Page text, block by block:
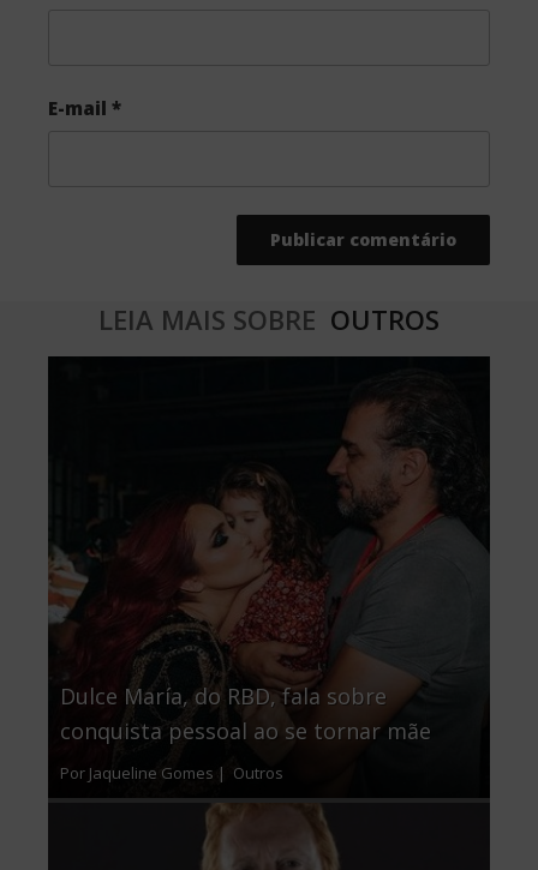
E-mail *
LEIA MAIS SOBRE OUTROS
Dulce María, do RBD, fala sobre
conquista pessoal ao se tornar mãe
Por Jaqueline Gomes | Outros